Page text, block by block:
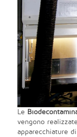
Le
vengono
apparecchiature